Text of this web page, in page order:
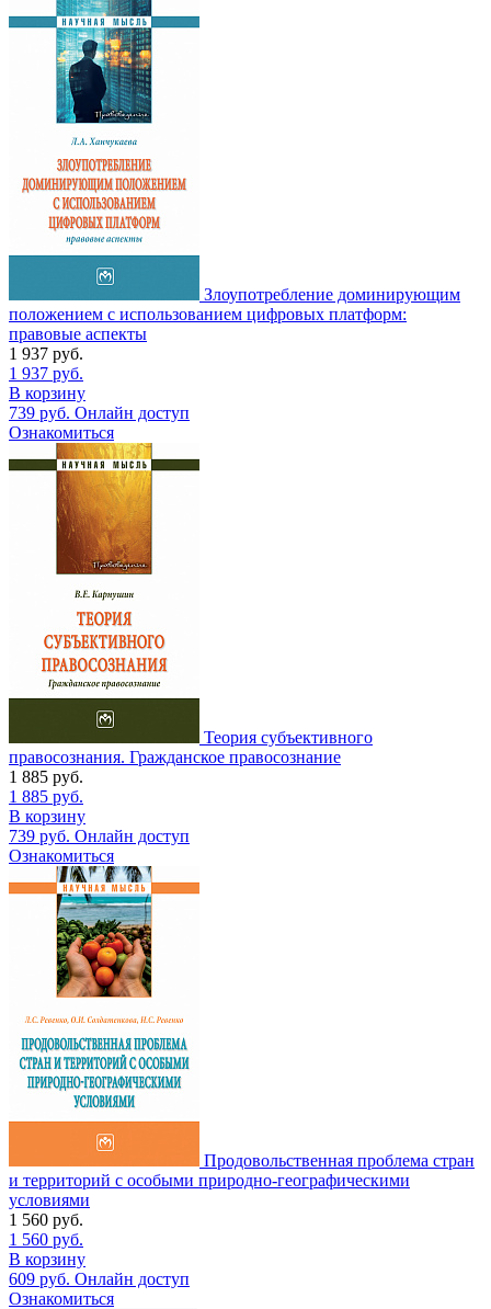
Злоупотребление доминирующим
положением с использованием цифровых платформ:
правовые аспекты
1 937 руб.
1 937 руб.
В корзину
739 руб. Онлайн доступ
Ознакомиться
Теория субъективного
правосознания. Гражданское правосознание
1 885 руб.
1 885 руб.
В корзину
739 руб. Онлайн доступ
Ознакомиться
Продовольственная проблема стран
и территорий с особыми природно-географическими
условиями
1 560 руб.
1 560 руб.
В корзину
609 руб. Онлайн доступ
Ознакомиться